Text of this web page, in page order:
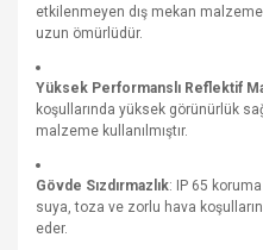
etkilenmeyen dış mekan
uzun ömürlüdür.
Yüksek Performanslı Reflektif
koşullarında yüksek görünürlük
malzeme kullanılmıştır.
Gövde Sızdırmazlık: IP 65
suya, toza ve zorlu hava
eder.